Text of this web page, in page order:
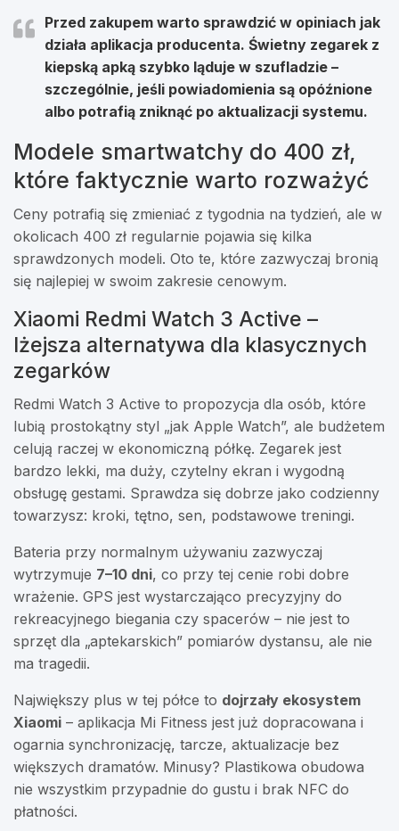
Przed zakupem warto sprawdzić w opiniach jak
działa aplikacja producenta. Świetny zegarek z
kiepską apką szybko ląduje w szufladzie –
szczególnie, jeśli powiadomienia są opóźnione
albo potrafią zniknąć po aktualizacji systemu.
Modele smartwatchy do 400 zł,
które faktycznie warto rozważyć
Ceny potrafią się zmieniać z tygodnia na tydzień, ale w
okolicach 400 zł regularnie pojawia się kilka
sprawdzonych modeli. Oto te, które zazwyczaj bronią
się najlepiej w swoim zakresie cenowym.
Xiaomi Redmi Watch 3 Active –
lżejsza alternatywa dla klasycznych
zegarków
Redmi Watch 3 Active to propozycja dla osób, które
lubią prostokątny styl „jak Apple Watch”, ale budżetem
celują raczej w ekonomiczną półkę. Zegarek jest
bardzo lekki, ma duży, czytelny ekran i wygodną
obsługę gestami. Sprawdza się dobrze jako codzienny
towarzysz: kroki, tętno, sen, podstawowe treningi.
Bateria przy normalnym używaniu zazwyczaj
wytrzymuje 7–10 dni, co przy tej cenie robi dobre
wrażenie. GPS jest wystarczająco precyzyjny do
rekreacyjnego biegania czy spacerów – nie jest to
sprzęt dla „aptekarskich” pomiarów dystansu, ale nie
ma tragedii.
Największy plus w tej półce to dojrzały ekosystem
Xiaomi – aplikacja Mi Fitness jest już dopracowana i
ogarnia synchronizację, tarcze, aktualizacje bez
większych dramatów. Minusy? Plastikowa obudowa
nie wszystkim przypadnie do gustu i brak NFC do
płatności.